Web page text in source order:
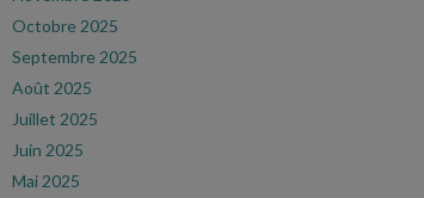
Octobre 2025
Septembre 2025
Août 2025
Juillet 2025
Juin 2025
Mai 2025